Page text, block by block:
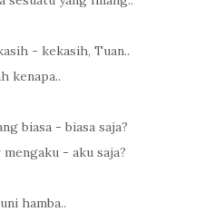
- kekasih, Tuan..
kenapa..
biasa - biasa saja?
mengaku - aku saja?
hamba..